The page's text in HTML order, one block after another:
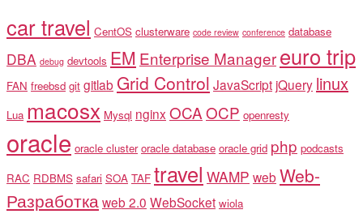
car travel CentOS clusterware code review conference database
DBA debug devtools EM Enterprise Managereuro trip
FAN freebsd git gitlab Grid Control JavaScript jQuery linux
Lua macosx Mysql nginx OCAOCP openresty
oracle oracle cluster oracle database oracle grid php podcasts
RAC RDBMS safari SOA TAF travel WAMP web Web-
Разработкаweb 2.0 WebSocket wiola